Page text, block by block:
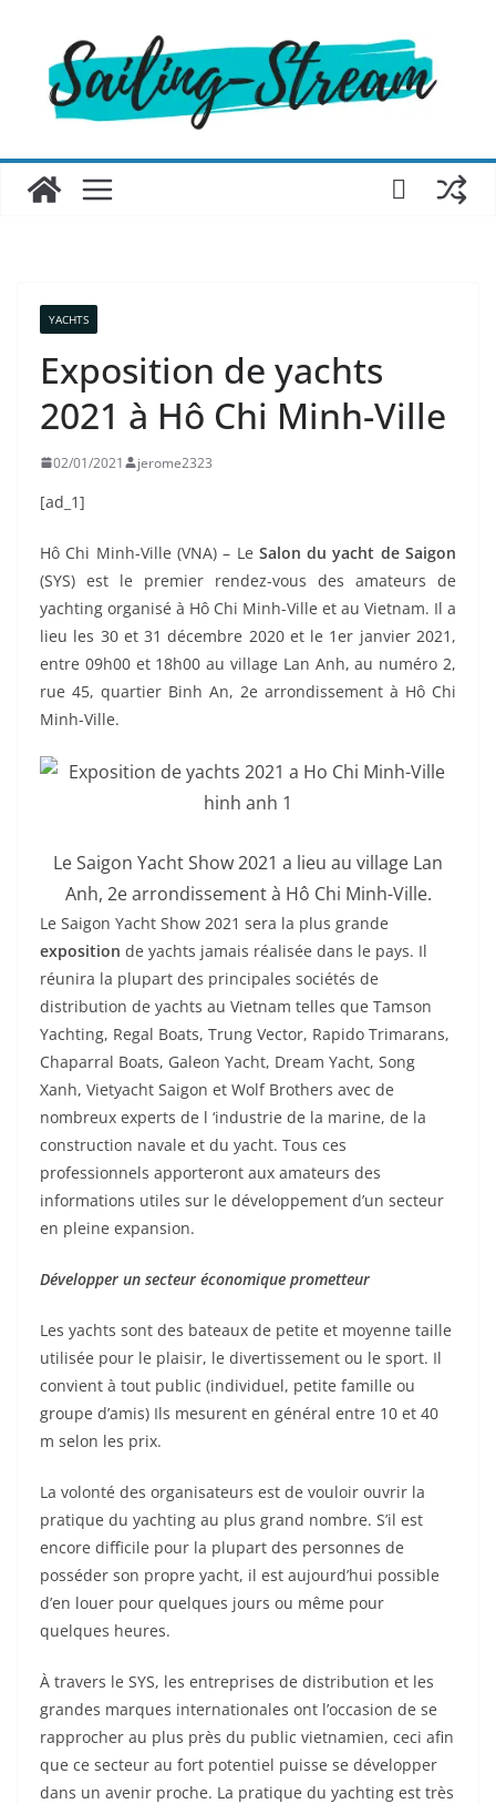
contenu
YACHTS
Exposition de yachts
2021 à Hô Chi Minh-Ville
02/01/2021 jerome2323
[ad_1]
Hô Chi Minh-Ville (VNA) – Le Salon du yacht de Saigon
(SYS) est le premier rendez-vous des amateurs de
yachting organisé à Hô Chi Minh-Ville et au Vietnam. Il a
lieu les 30 et 31 décembre 2020 et le 1er janvier 2021,
entre 09h00 et 18h00 au village Lan Anh, au numéro 2,
rue 45, quartier Binh An, 2e arrondissement à Hô Chi
Minh-Ville.
Le Saigon Yacht Show 2021 a lieu au village Lan
Anh, 2e arrondissement à Hô Chi Minh-Ville.
Le Saigon Yacht Show 2021 sera la plus grande
exposition de yachts jamais réalisée dans le pays. Il
réunira la plupart des principales sociétés de
distribution de yachts au Vietnam telles que Tamson
Yachting, Regal Boats, Trung Vector, Rapido Trimarans,
Chaparral Boats, Galeon Yacht, Dream Yacht, Song
Xanh, Vietyacht Saigon et Wolf Brothers avec de
nombreux experts de l ‘industrie de la marine, de la
construction navale et du yacht. Tous ces
professionnels apporteront aux amateurs des
informations utiles sur le développement d’un secteur
en pleine expansion.
Développer un secteur économique prometteur
Les yachts sont des bateaux de petite et moyenne taille
utilisée pour le plaisir, le divertissement ou le sport. Il
convient à tout public (individuel, petite famille ou
groupe d’amis) Ils mesurent en général entre 10 et 40
m selon les prix.
La volonté des organisateurs est de vouloir ouvrir la
pratique du yachting au plus grand nombre. S’il est
encore difficile pour la plupart des personnes de
posséder son propre yacht, il est aujourd’hui possible
d’en louer pour quelques jours ou même pour
quelques heures.
À travers le SYS, les entreprises de distribution et les
grandes marques internationales ont l’occasion de se
rapprocher au plus près du public vietnamien, ceci afin
que ce secteur au fort potentiel puisse se développer
dans un avenir proche. La pratique du yachting est très